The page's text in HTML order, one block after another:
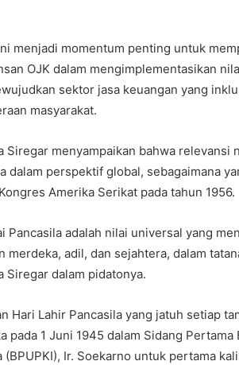
menjadi momentum penting untuk
OJK dalam mengimplementasikan
sektor jasa keuangan yang
masyarakat.
Siregar menyampaikan bahwa
dalam perspektif global, sebagaimana
Amerika Serikat pada tahun 1956.
Pancasila adalah nilai universal yang
merdeka, adil, dan sejahtera, dalam
Siregar dalam pidatonya.
Hari Lahir Pancasila yang jatuh setiap
pada 1 Juni 1945 dalam Sidang
(BPUPKI), Ir. Soekarno untuk pertama